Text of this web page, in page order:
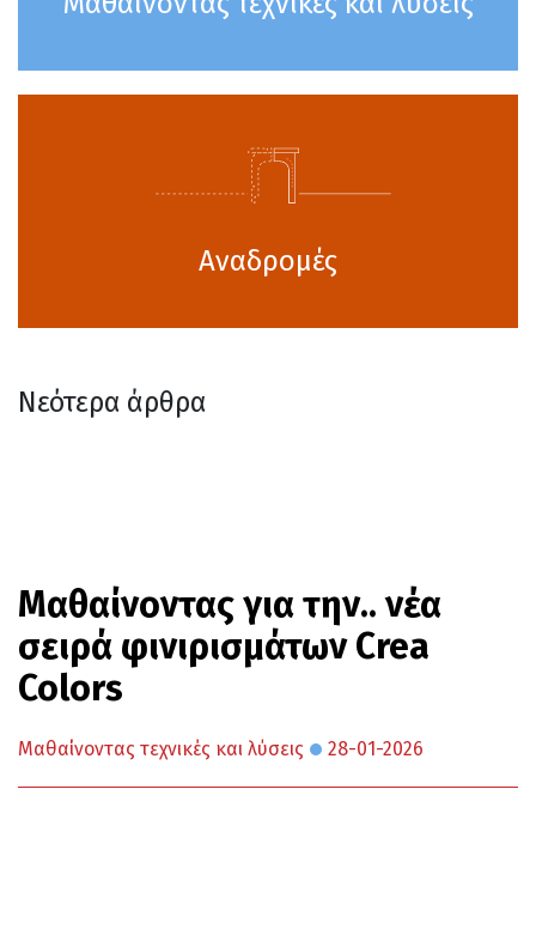
Αναδρομές
Νεότερα άρθρα
Μαθαίνοντας για την.. νέα
σειρά φινιρισμάτων Crea
Colors
Μαθαίνοντας τεχνικές και λύσεις 28-01-2026